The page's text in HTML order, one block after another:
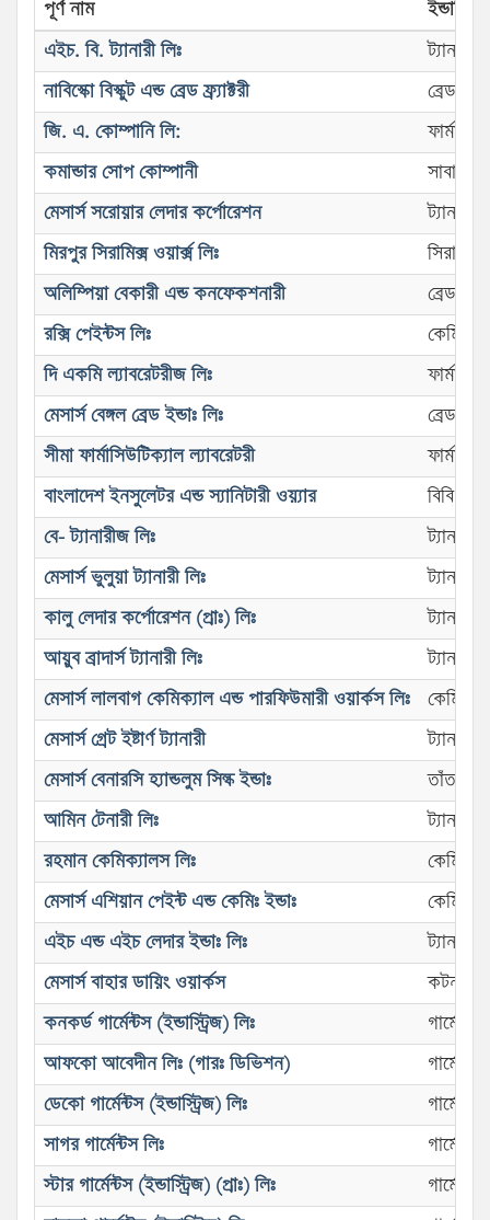
পূর্ণ নাম
এইচ. বি. ট্যানারী লিঃ
ট্যানারী
নাবিস্কো বিস্কুট এন্ড ব্রেড ফ্র্যাক্টরী
ব্রেড এন্ড
জি. এ. কোম্পানি লি:
কমান্ডার সোপ কোম্পানী
সাবান
মেসার্স সরোয়ার লেদার কর্পোরেশন
ট্যানারী
মিরপুর সিরামিক্স ওয়ার্ক্স লিঃ
অলিম্পিয়া বেকারী এন্ড কনফেকশনারী
ব্রেড এন্ড
রক্সি পেইন্টস লিঃ
দি একমি ল্যাবরেটরীজ লিঃ
মেসার্স বেঙ্গল ব্রেড ইন্ডাঃ লিঃ
ব্রেড এন্ড
সীমা ফার্মাসিউটিক্যাল ল্যাবরেটরী
বাংলাদেশ ইনসুলেটর এন্ড স্যানিটারী ওয়্যার
বিবিধ
বে- ট্যানারীজ লিঃ
ট্যানারী
মেসার্স ভুলুয়া ট্যানারী লিঃ
ট্যানারী
কালু লেদার কর্পোরেশন (প্রাঃ) লিঃ
ট্যানারী
আয়ুব ব্রাদার্স ট্যানারী লিঃ
ট্যানারী
মেসার্স লালবাগ কেমিক্যাল এন্ড পারফিউমারী ওয়ার্কস লিঃ
মেসার্স গ্রেট ইষ্টার্ণ ট্যানারী
ট্যানারী
মেসার্স বেনারসি হ্যান্ডলুম সিল্ক ইন্ডাঃ
তাঁত
আমিন টেনারী লিঃ
ট্যানারী
রহমান কেমিক্যালস লিঃ
মেসার্স এশিয়ান পেইন্ট এন্ড কেমিঃ ইন্ডাঃ
এইচ এন্ড এইচ লেদার ইন্ডাঃ লিঃ
ট্যানারী
মেসার্স বাহার ডায়িং ওয়ার্কস
কটন
কনকর্ড গার্মেন্টস (ইন্ডাস্ট্রিজ) লিঃ
আফকো আবেদীন লিঃ (গারঃ ডিভিশন)
ডেকো গার্মেন্টস (ইন্ডাস্ট্রিজ) লিঃ
সাগর গার্মেন্টস লিঃ
স্টার গার্মেন্টস (ইন্ডাস্ট্রিজ) (প্রাঃ) লিঃ